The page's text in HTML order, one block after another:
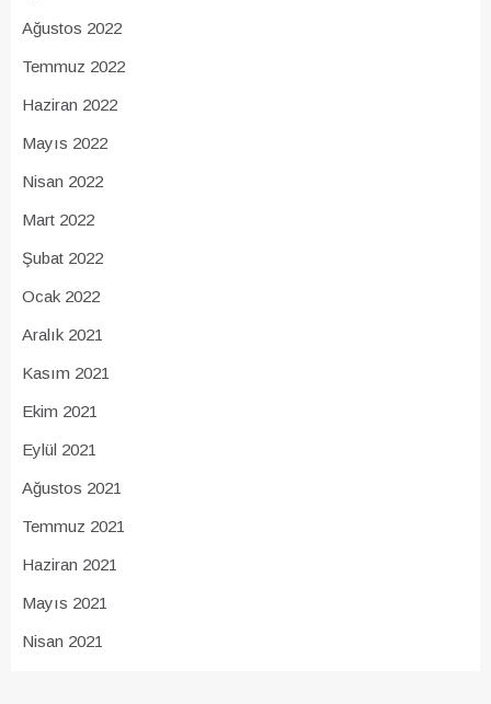
Ağustos 2022
Temmuz 2022
Haziran 2022
Mayıs 2022
Nisan 2022
Mart 2022
Şubat 2022
Ocak 2022
Aralık 2021
Kasım 2021
Ekim 2021
Eylül 2021
Ağustos 2021
Temmuz 2021
Haziran 2021
Mayıs 2021
Nisan 2021